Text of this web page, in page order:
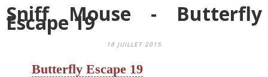
Sniff Mouse - Butterfly
Escape 19
18 JUILLET 2015
Butterfly Escape 19